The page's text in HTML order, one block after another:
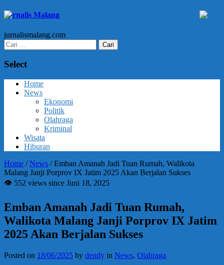
Jurnalis Malang
jurnalismalang.com
Cari
untuk:
Select
Home
News
Ekonomi
Politik
Olahraga
Kriminal
Wisata
Hiburan
Home /News /Emban Amanah Jadi Tuan Rumah, Walikota
Malang Janji Porprov IX Jatim 2025 Akan Berjalan Sukses
👁 552 views since Juni 18, 2025
Emban Amanah Jadi Tuan Rumah,
Walikota Malang Janji Porprov IX Jatim
2025 Akan Berjalan Sukses
Posted on 18/06/2025 by dendy in News, Olahraga